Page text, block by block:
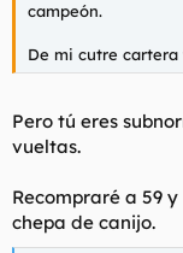
campeón.
De mi cutre
Pero tú eres
vueltas.
Recompraré a 59
chepa de canijo.